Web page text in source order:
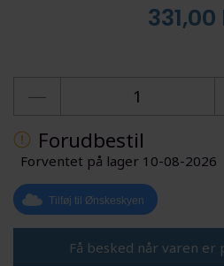
331,00
Forudbestil
Forventet på lager 10-08-2026
Tilføj til Ønskeskyen
Få besked når varen er